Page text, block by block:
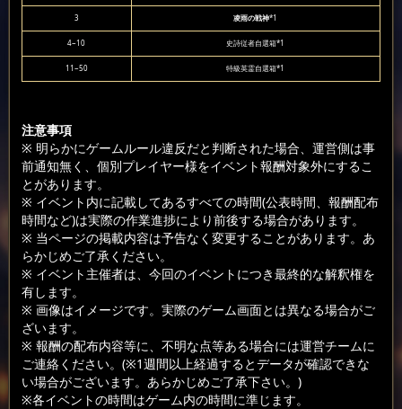
3 凌雨の戦神*1
4~10 史詩従者自選箱*1
11~50 特級英霊自選箱*1
注意事項
※ 明らかにゲームルール違反だと判断された場合、運営側は事
前通知無く、個別プレイヤー様をイベント報酬対象外にするこ
とがあります。
※ イベント内に記載してあるすべての時間(公表時間、報酬配布
時間など)は実際の作業進捗により前後する場合があります。
※ 当ページの掲載内容は予告なく変更することがあります。あ
らかじめご了承ください。
※ イベント主催者は、今回のイベントにつき最終的な解釈権を
有します。
※ 画像はイメージです。実際のゲーム画面とは異なる場合がご
ざいます。
※ 報酬の配布内容等に、不明な点等ある場合には運営チームに
ご連絡ください。(※1週間以上経過するとデータが確認できな
い場合がございます。あらかじめご了承下さい。)
※各イベントの時間はゲーム内の時間に準じます。